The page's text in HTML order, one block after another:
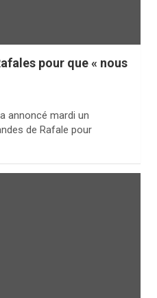
pour que « nous
annoncé mardi un
de Rafale pour